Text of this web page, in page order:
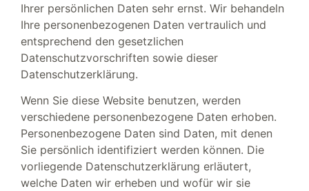
Ihrer persönlichen Daten sehr ernst. Wir behandeln
Ihre personenbezogenen Daten vertraulich und
entsprechend den gesetzlichen
Datenschutzvorschriften sowie dieser
Datenschutzerklärung.
Wenn Sie diese Website benutzen, werden
verschiedene personenbezogene Daten erhoben.
Personenbezogene Daten sind Daten, mit denen
Sie persönlich identifiziert werden können. Die
vorliegende Datenschutzerklärung erläutert,
welche Daten wir erheben und wofür wir sie